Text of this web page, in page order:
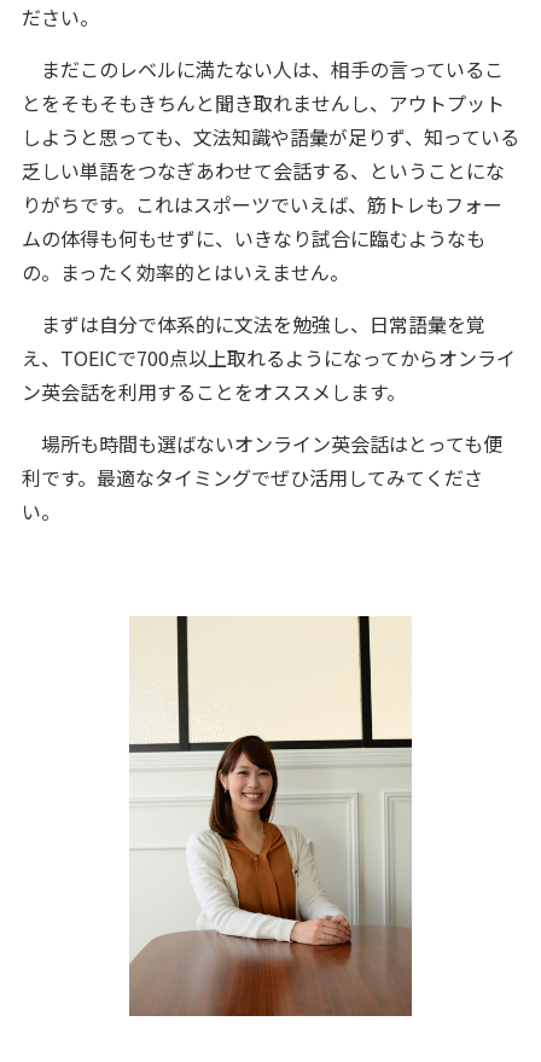
ださい。
まだこのレベルに満たない人は、相手の言っているこ
とをそもそもきちんと聞き取れませんし、アウトプット
しようと思っても、文法知識や語彙が足りず、知っている
乏しい単語をつなぎあわせて会話する、ということにな
りがちです。これはスポーツでいえば、筋トレもフォー
ムの体得も何もせずに、いきなり試合に臨むようなも
の。まったく効率的とはいえません。
まずは自分で体系的に文法を勉強し、日常語彙を覚
え、TOEICで700点以上取れるようになってからオンライ
ン英会話を利用することをオススメします。
場所も時間も選ばないオンライン英会話はとっても便
利です。最適なタイミングでぜひ活用してみてくださ
い。